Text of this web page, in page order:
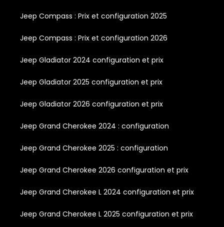
Jeep Compass : Prix et configuration 2025
Jeep Compass : Prix et configuration 2026
Jeep Gladiator 2024 configuration et prix
Jeep Gladiator 2025 configuration et prix
Jeep Gladiator 2026 configuration et prix
Jeep Grand Cherokee 2024 : configuration
Jeep Grand Cherokee 2025 : configuration
Jeep Grand Cherokee 2026 configuration et prix
Jeep Grand Cherokee L 2024 configuration et prix
Jeep Grand Cherokee L 2025 configuration et prix